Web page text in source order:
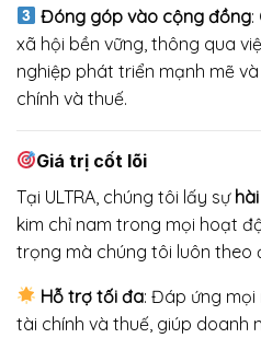
Đóng góp vào cộng đồng:
xã hội bền vững, thông qua
nghiệp phát triển mạnh mẽ
chính và thuế.
Giá trị cốt lõi
Tại ULTRA, chúng tôi lấy sự
kim chỉ nam trong mọi hoạt
trọng mà chúng tôi luôn theo
Hỗ trợ tối đa: Đáp ứng
tài chính và thuế, giúp doanh